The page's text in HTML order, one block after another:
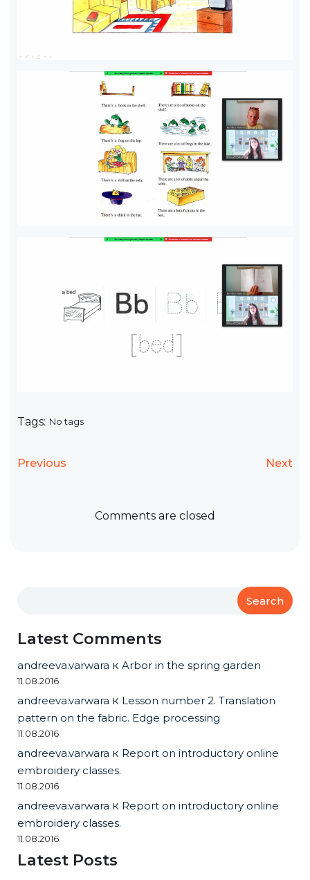
Tags: No tags
Previous Next
Comments are closed
Search
Latest Comments
andreeva.varwara к Arbor in the spring garden
11.08.2016
andreeva.varwara к Lesson number 2. Translation
pattern on the fabric. Edge processing
11.08.2016
andreeva.varwara к Report on introductory online
embroidery classes.
11.08.2016
andreeva.varwara к Report on introductory online
embroidery classes.
11.08.2016
Latest Posts